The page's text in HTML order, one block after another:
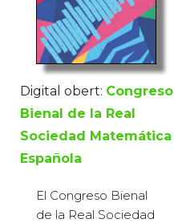
Digital obert: Congreso
Bienal de la Real
Sociedad Matemática
Española
El Congreso Bienal
de la Real Sociedad